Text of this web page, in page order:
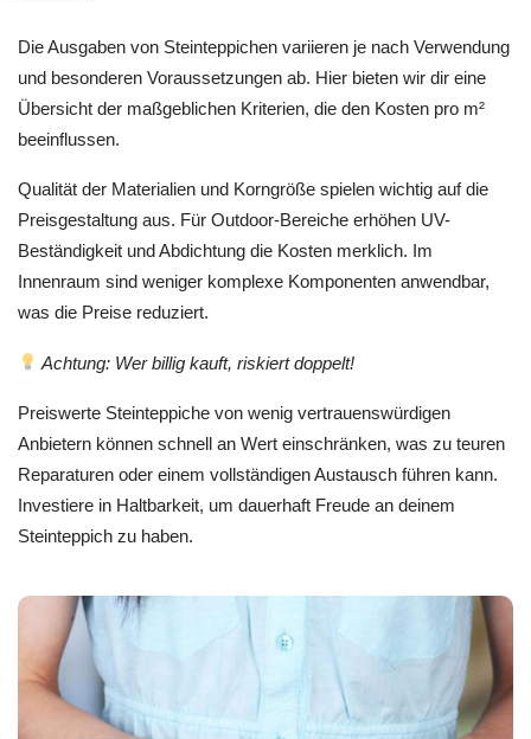
Die Ausgaben von Steinteppichen variieren je nach Verwendung
und besonderen Voraussetzungen ab. Hier bieten wir dir eine
Übersicht der maßgeblichen Kriterien, die den Kosten pro m²
beeinflussen.
Qualität der Materialien und Korngröße spielen wichtig auf die
Preisgestaltung aus. Für Outdoor-Bereiche erhöhen UV-
Beständigkeit und Abdichtung die Kosten merklich. Im
Innenraum sind weniger komplexe Komponenten anwendbar,
was die Preise reduziert.
Achtung: Wer billig kauft, riskiert doppelt!
Preiswerte Steinteppiche von wenig vertrauenswürdigen
Anbietern können schnell an Wert einschränken, was zu teuren
Reparaturen oder einem vollständigen Austausch führen kann.
Investiere in Haltbarkeit, um dauerhaft Freude an deinem
Steinteppich zu haben.